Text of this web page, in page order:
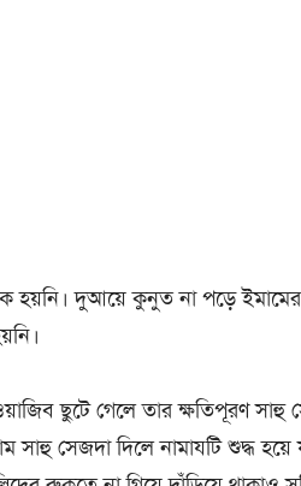
হয়নি। দুআয়ে কুনুত না পড়ে
ছুটে গেলে তার ক্ষতিপূরণ সাহু
সেজদা দিলে নামাযটি শুদ্ধ হয়ে